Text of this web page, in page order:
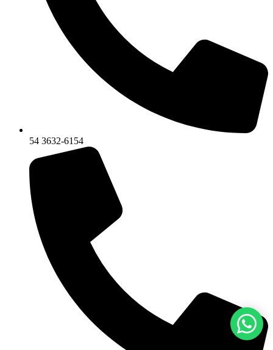
54 3632-6154